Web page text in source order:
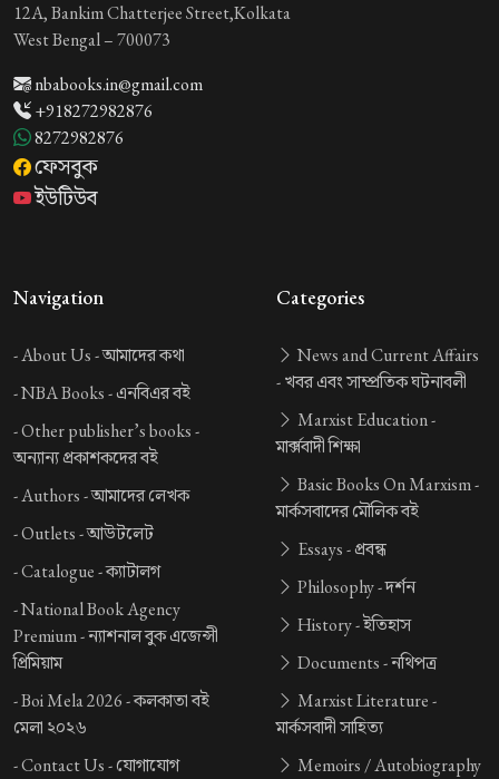
12A, Bankim Chatterjee Street,Kolkata
West Bengal – 700073
nbabooks.in@gmail.com
+918272982876
8272982876
ফেসবুক
ইউটিউব
Navigation
-About Us -আমাদের কথা
-NBA Books -এনবিএর বই
-Other publisher’s books -
অন্যান্য প্রকাশকদের বই
-Authors -আমাদের লেখক
-Outlets -আউটলেট
-Catalogue -ক্যাটালগ
-National Book Agency
Premium -ন্যাশনাল বুক এজেন্সী
প্রিমিয়াম
-Boi Mela 2026 -কলকাতা বই
মেলা ২০২৬
-Contact Us -যোগাযোগ
Categories
News and Current Affairs
-খবর এবং সাম্প্রতিক ঘটনাবলী
Marxist Education -
মার্ক্সবাদী শিক্ষা
Basic Books On Marxism -
মার্কসবাদের মৌলিক বই
Essays -প্রবন্ধ
Philosophy -দর্শন
History -ইতিহাস
Documents -নথিপত্র
Marxist Literature -
মার্কসবাদী সাহিত্য
Memoirs / Autobiography